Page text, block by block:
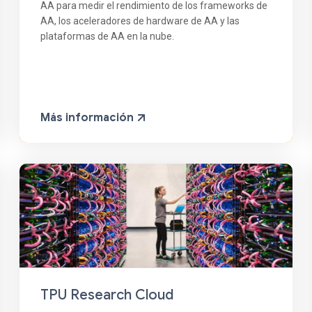
AA para medir el rendimiento de los frameworks de
AA, los aceleradores de hardware de AA y las
plataformas de AA en la nube.
Más información
TPU Research Cloud